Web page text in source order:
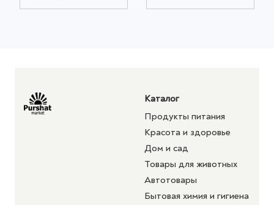
Каталог
Продукты питания
Красота и здоровье
Дом и сад
Товары для животных
Автотовары
Бытовая химия и гигиена